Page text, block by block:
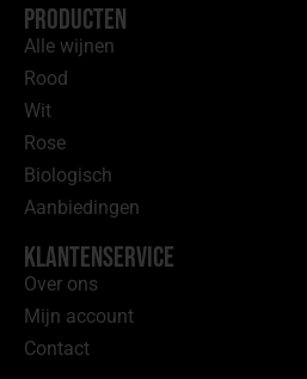
Producten
Alle wijnen
Rood
Wit
Rose
Biologisch
Aanbiedingen
Klantenservice
Over ons
Mijn account
Contact